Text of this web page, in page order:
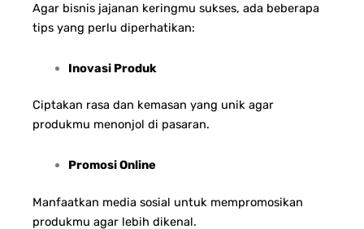
Agar bisnis jajanan keringmu sukses, ada beberapa
tips yang perlu diperhatikan:
Inovasi Produk
Ciptakan rasa dan kemasan yang unik agar
produkmu menonjol di pasaran.
Promosi Online
Manfaatkan media sosial untuk mempromosikan
produkmu agar lebih dikenal.